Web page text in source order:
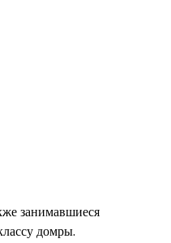
занимавшиеся
домры.